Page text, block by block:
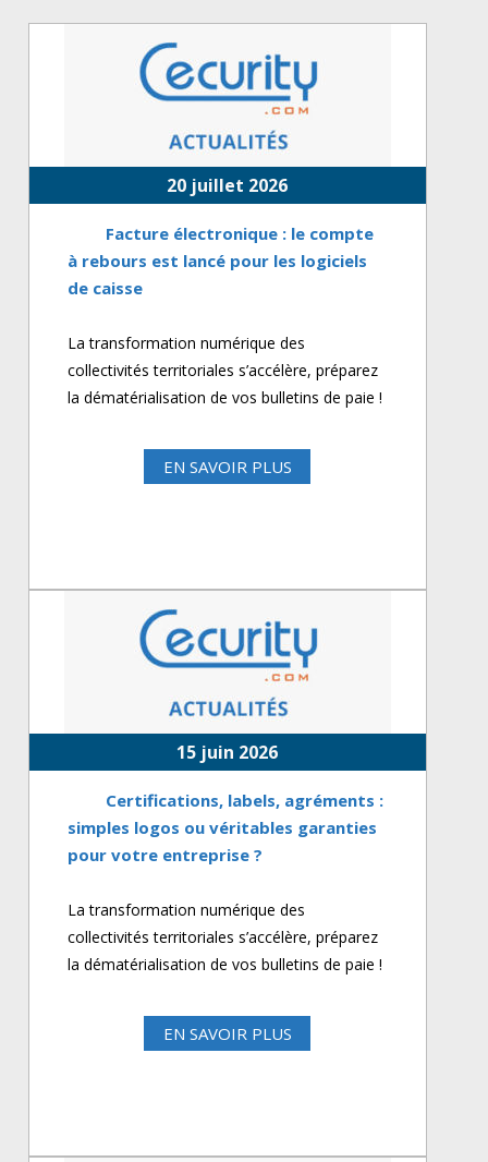
20 juillet 2026
Facture électronique : le compte
à rebours est lancé pour les logiciels
de caisse
La transformation numérique des
collectivités territoriales s’accélère, préparez
la dématérialisation de vos bulletins de paie !
EN SAVOIR PLUS
15 juin 2026
Certifications, labels, agréments :
simples logos ou véritables garanties
pour votre entreprise ?
La transformation numérique des
collectivités territoriales s’accélère, préparez
la dématérialisation de vos bulletins de paie !
EN SAVOIR PLUS